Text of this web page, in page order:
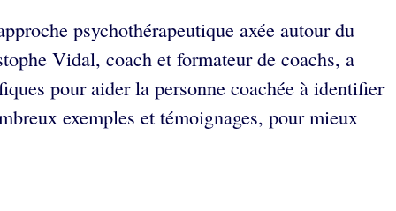
psychothérapeutique axée autour du
Vidal, coach et formateur de coachs, a
pour aider la personne coachée à identifier
exemples et témoignages, pour mieux